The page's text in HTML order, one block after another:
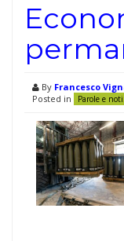
By Francesco
Posted in
Parole e